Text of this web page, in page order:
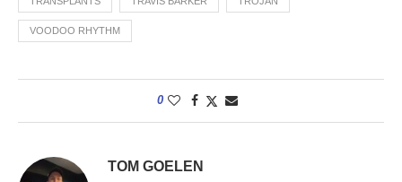
VOODOO RHYTHM
0
TOM GOELEN